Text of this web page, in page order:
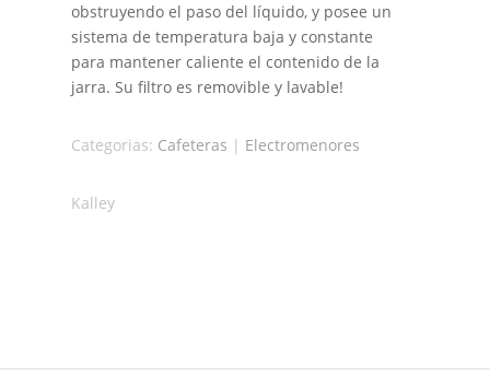
obstruyendo el paso del líquido, y posee un
sistema de temperatura baja y constante
para mantener caliente el contenido de la
jarra. Su filtro es removible y lavable!
Categorias: Cafeteras | Electromenores
Kalley